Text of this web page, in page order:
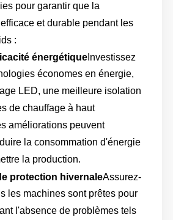
pour garantir que la
et durable pendant les
:
énergétiqueInvestissez
économes en énergie,
LED, une meilleure isolation
de chauffage à haut
améliorations peuvent
la consommation d'énergie
la production.
protection hivernaleAssurez-
les machines sont prêtes pour
l'absence de problèmes tels